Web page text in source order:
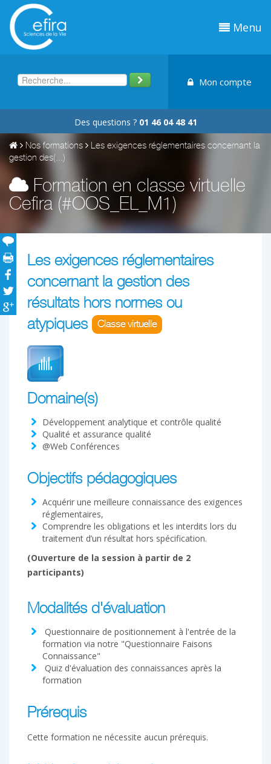
Menu
Mon compte
Des questions ? 01 46 04 48 41
Nos formations
Les exigences réglementaires concernant la
gestion des(...)
Formation en classe virtuelle
Cefira (#OOS_EL_M1)
Les exigences réglementaires
concernant la gestion des
résultats hors normes ou
atypiques
Classe virtuelle
Domaine(s)
Développement analytique et contrôle qualité
Qualité et assurance qualité
@Web Conférences
Objectifs pédagogiques
Acquérir une meilleure connaissance des exigences
réglementaires,
Comprendre les obligations et les interdits lors du
traitement d’un résultat hors spécification.
(Ouverture de la session à partir de 2
participants)
Modalités d'évaluation
Questionnaire de positionnement à l'entrée de la
formation via notre "Questionnaire Faisons
Connaissance"
Quiz d'évaluation des connaissances après la
formation
Prérequis
Cette formation ne nécessite aucun prérequis.